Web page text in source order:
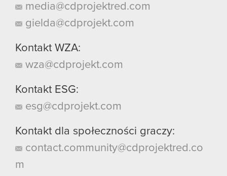
media@cdprojektred.com
gielda@cdprojekt.com
Kontakt WZA:
wza@cdprojekt.com
Kontakt ESG:
esg@cdprojekt.com
Kontakt dla społeczności graczy:
contact.community@cdprojektred.co
m